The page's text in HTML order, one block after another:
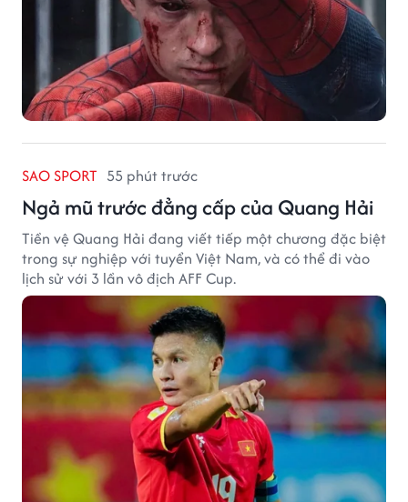
SAO SPORT 55 phút trước
Ngả mũ trước đẳng cấp của Quang Hải
Tiền vệ Quang Hải đang viết tiếp một chương đặc biệt
trong sự nghiệp với tuyển Việt Nam, và có thể đi vào
lịch sử với 3 lần vô địch AFF Cup.